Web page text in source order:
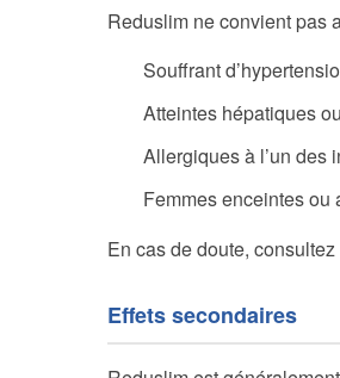
Reduslim ne convient pas
Souffrant
Atteintes hépatiques
Allergiques à l’un des
Femmes enceintes ou
En cas de doute,
Effets secondaires